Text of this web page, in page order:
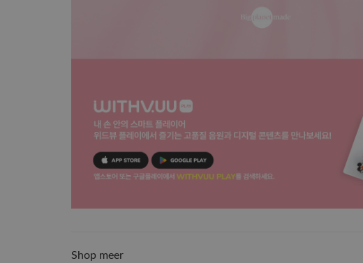
Shop meer